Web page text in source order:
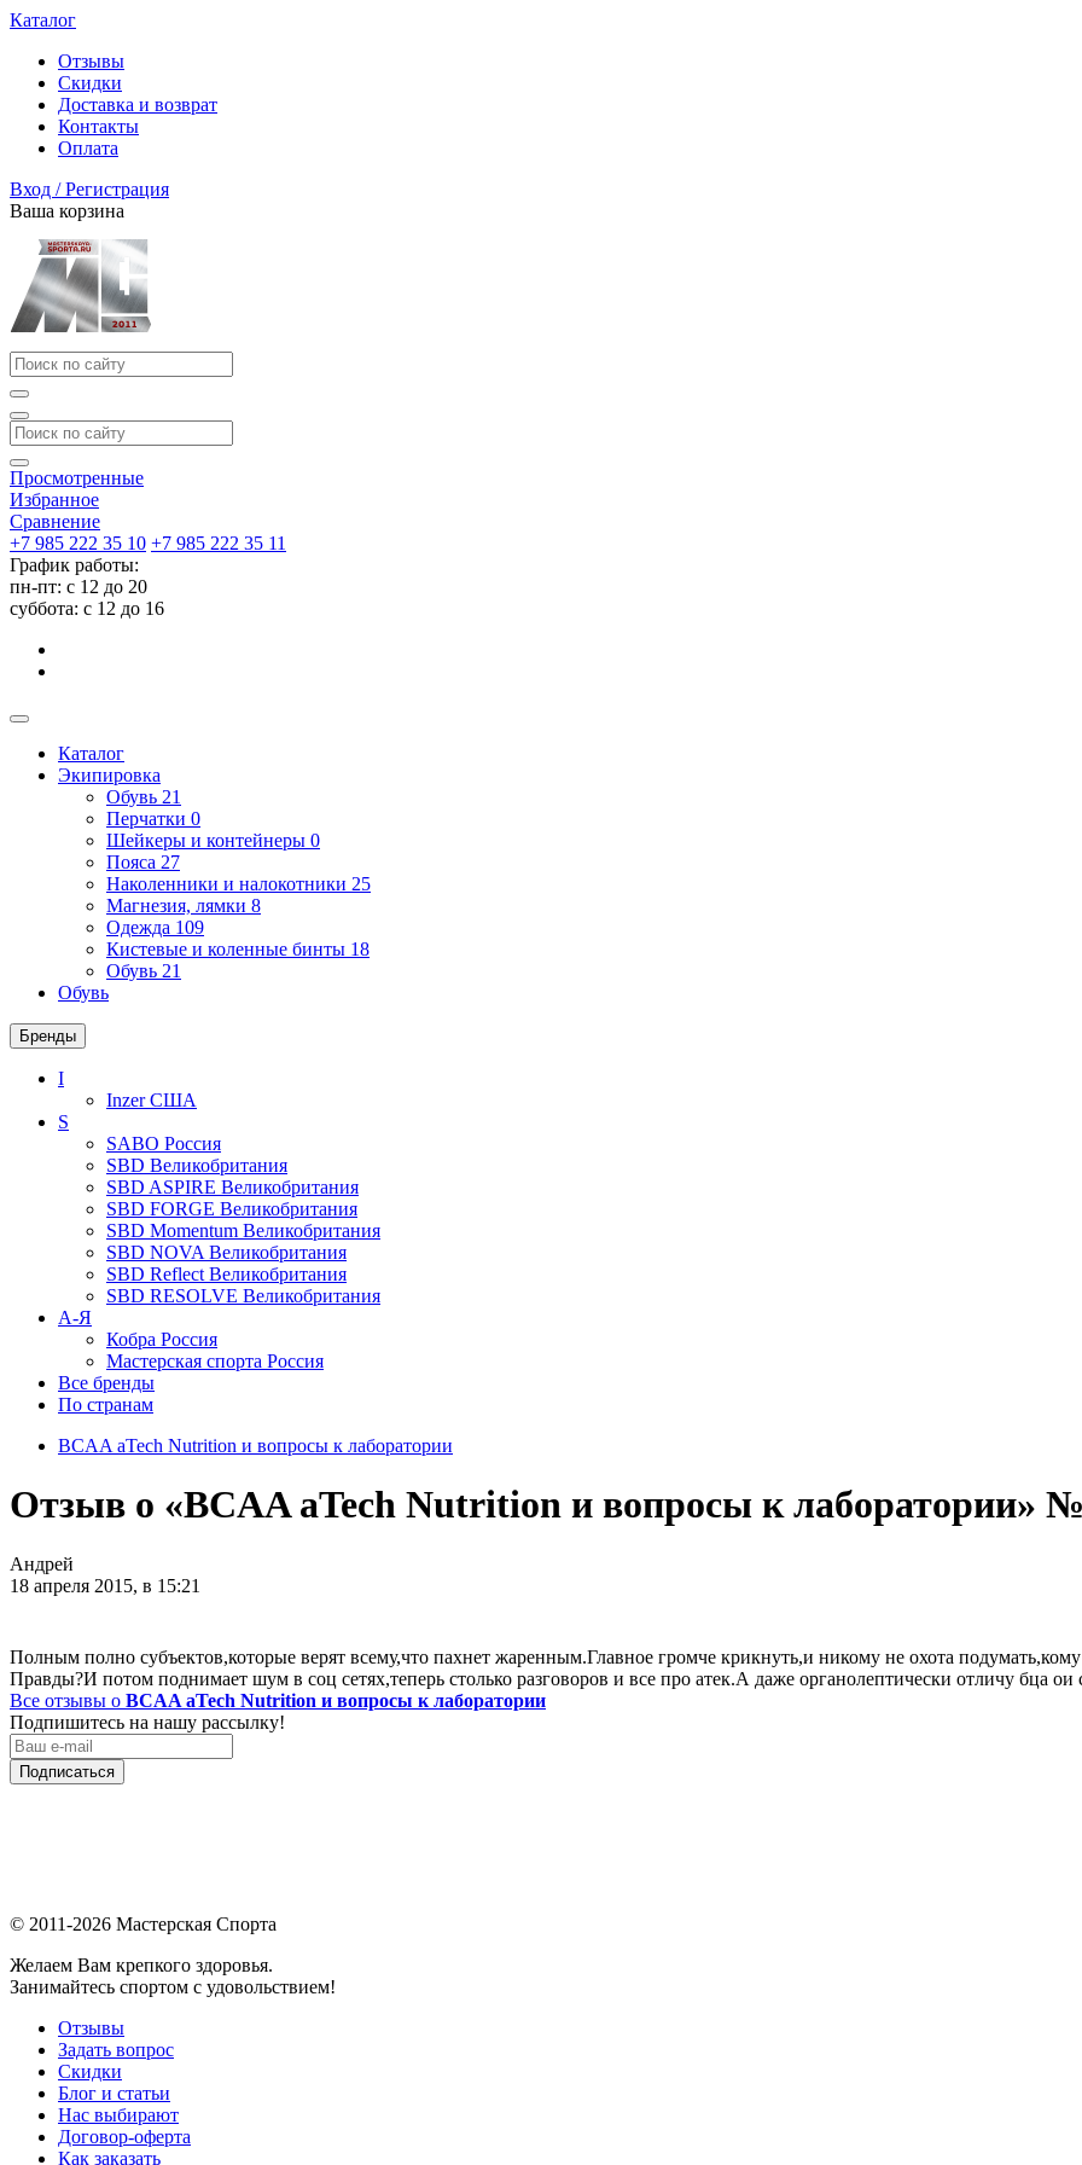
Каталог
Отзывы
Скидки
Доставка и возврат
Контакты
Оплата
Вход / Регистрация
Ваша корзина
Просмотренные
Избранное
Сравнение
+7 985 222 35 10 +7 985 222 35 11
График работы:
пн-пт: с 12 до 20
суббота: c 12 до 16
Каталог
Экипировка
Обувь 21
Перчатки 0
Шейкеры и контейнеры 0
Пояса 27
Наколенники и налокотники 25
Магнезия, лямки 8
Одежда 109
Кистевые и коленные бинты 18
Обувь 21
Обувь
Бренды
I
InzerСША
S
SABO Россия
SBD Великобритания
SBD ASPIRE Великобритания
SBD FORGE Великобритания
SBD Momentum Великобритания
SBD NOVA Великобритания
SBD Reflect Великобритания
SBD RESOLVE Великобритания
А-Я
Кобра Россия
Мастерская спорта Россия
Все бренды
По странам
BCAA aTech Nutrition и вопросы к лаборатории
Отзыв о «BCAA aTech Nutrition и вопросы к лаборатории»
Андрей
18 апреля 2015, в 15:21
Полным полно субъектов,которые верят всему,что пахнет жаренным.Главное громче крикнуть,и никому не охота
Правды?И потом поднимает шум в соц сетях,теперь столько разговоров и все про атек.А даже органолептически отличу бца ои
Все отзывы о BCAA aTech Nutrition и вопросы к лаборатории
Подпишитесь на нашу рассылку!
Подписаться
© 2011-2026 Мастерская Спорта
Желаем Вам крепкого здоровья.
Занимайтесь спортом с удовольствием!
Отзывы
Задать вопрос
Скидки
Блог и статьи
Нас выбирают
Договор-оферта
Как заказать